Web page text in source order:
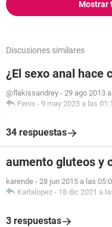
Mostrar
Discusiones similares
¿El sexo anal hace
@flakissandrey - 29 ago 2013
Fenix - 9 may 2023 a las
34 respuestas
aumento gluteos y
karende - 28 jun 2015 a las
Karlalopez - 18 dic 2021 a
3 respuestas